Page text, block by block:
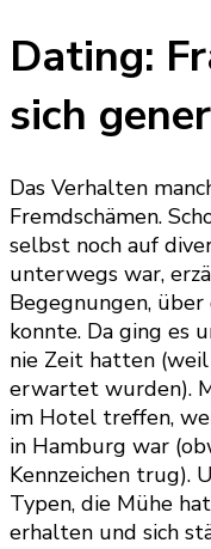
Dating:
sich
Das Verhalten
Fremdschämen.
selbst noch auf
unterwegs war,
Begegnungen,
konnte. Da ging es
nie Zeit hatten
erwartet wurden).
im Hotel treffen,
in Hamburg war
Kennzeichen trug).
Typen, die Mühe
erhalten und sich